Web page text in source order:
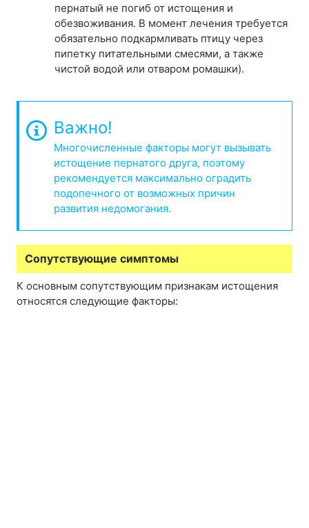
пернатый не погиб от истощения и
обезвоживания. В момент лечения требуется
обязательно подкармливать птицу через
пипетку питательными смесями, а также
чистой водой или отваром ромашки).
Важно!
Многочисленные факторы могут вызывать
истощение пернатого друга, поэтому
рекомендуется максимально оградить
подопечного от возможных причин
развития недомогания.
Сопутствующие симптомы
К основным сопутствующим признакам истощения
относятся следующие факторы: